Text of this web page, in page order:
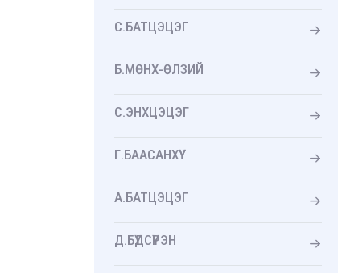
С.БАТЦЭЦЭГ
Б.МӨНХ-ӨЛЗИЙ
С.ЭНХЦЭЦЭГ
Г.БААСАНХҮҮ
А.БАТЦЭЦЭГ
Д.БҮДСҮРЭН